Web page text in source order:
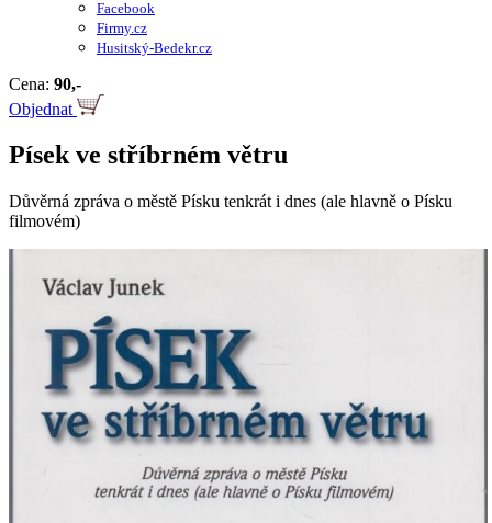
Facebook
Firmy.cz
Husitský-Bedekr.cz
Cena: 90,-
Objednat
Písek ve stříbrném větru
Důvěrná zpráva o městě Písku tenkrát i dnes (ale hlavně o Písku
filmovém)